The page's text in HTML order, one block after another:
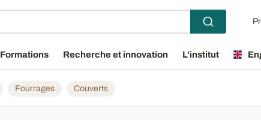
Formations Recherche et innovation L'institut
Fourrages Couverts